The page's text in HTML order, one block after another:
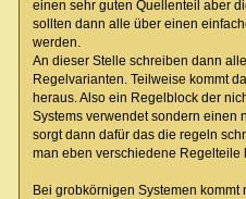
einen sehr guten Quellenteil aber
sollten dann alle über einen
werden.
An dieser Stelle schreiben dann
Regelvarianten. Teilweise kommt
heraus. Also ein Regelblock der
Systems verwendet sondern einen
sorgt dann dafür das die regeln
man eben verschiedene Regelteile
Bei grobkörnigen Systemen